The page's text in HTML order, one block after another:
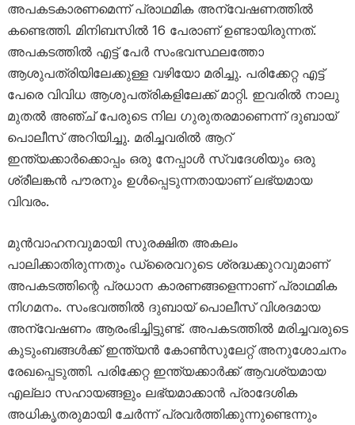
അപകടകാരണമെന്ന് പ്രാഥമിക അന്വേഷണത്തിൽ
കണ്ടെത്തി. മിനിബസിൽ 16 പേരാണ് ഉണ്ടായിരുന്നത്.
അപകടത്തിൽ എട്ട് പേർ സംഭവസ്ഥലത്തോ
ആശുപത്രിയിലേക്കുള്ള വഴിയോ മരിച്ചു. പരിക്കേറ്റ എട്ട്
പേരെ വിവിധ ആശുപത്രികളിലേക്ക് മാറ്റി. ഇവരിൽ നാലു
മുതൽ അഞ്ച് പേരുടെ നില ഗുരുതരമാണെന്ന് ദുബായ്
പൊലീസ് അറിയിച്ചു. മരിച്ചവരിൽ ആറ്
ഇന്ത്യക്കാർക്കൊപ്പം ഒരു നേപ്പാൾ സ്വദേശിയും ഒരു
ശ്രീലങ്കൻ പൗരനും ഉൾപ്പെടുന്നതായാണ് ലഭ്യമായ
വിവരം.
മുൻവാഹനവുമായി സുരക്ഷിത അകലം
പാലിക്കാതിരുന്നതും ഡ്രൈവറുടെ ശ്രദ്ധക്കുറവുമാണ്
അപകടത്തിന്റെ പ്രധാന കാരണങ്ങളെന്നാണ് പ്രാഥമിക
നിഗമനം. സംഭവത്തിൽ ദുബായ് പൊലീസ് വിശദമായ
അന്വേഷണം ആരംഭിച്ചിട്ടുണ്ട്. അപകടത്തിൽ മരിച്ചവരുടെ
കുടുംബങ്ങൾക്ക് ഇന്ത്യൻ കോൺസുലേറ്റ് അനുശോചനം
രേഖപ്പെടുത്തി. പരിക്കേറ്റ ഇന്ത്യക്കാർക്ക് ആവശ്യമായ
എല്ലാ സഹായങ്ങളും ലഭ്യമാക്കാൻ പ്രാദേശിക
അധികൃതരുമായി ചേർന്ന് പ്രവർത്തിക്കുന്നുണ്ടെന്നും